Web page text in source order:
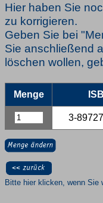
Hier haben Sie
zu korrigieren.
Geben Sie bei
Sie anschließend
löschen wollen,
Menge
3-
Bitte hier klicken, wenn Sie